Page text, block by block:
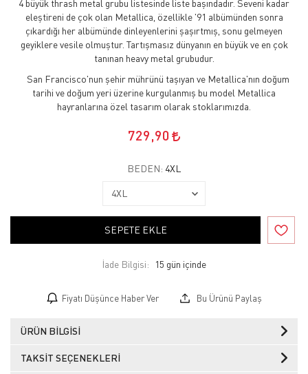
4 büyük thrash metal grubu listesinde liste başındadır. Seveni kadar
eleştireni de çok olan Metallica, özellikle '91 albümünden sonra
çıkardığı her albümünde dinleyenlerini şaşırtmış, sonu gelmeyen
geyiklere vesile olmuştur. Tartışmasız dünyanın en büyük ve en çok
tanınan heavy metal grubudur.
San Francisco'nun şehir mührünü taşıyan ve Metallica'nın doğum
tarihi ve doğum yeri üzerine kurgulanmış bu model Metallica
hayranlarına özel tasarım olarak stoklarımızda.
729,90
BEDEN: 4XL
SEPETE EKLE
İade Bilgisi:
Fiyatı Düşünce Haber Ver Bu Ürünü Paylaş
ÜRÜN BILGISI
TAKSIT SEÇENEKLERI